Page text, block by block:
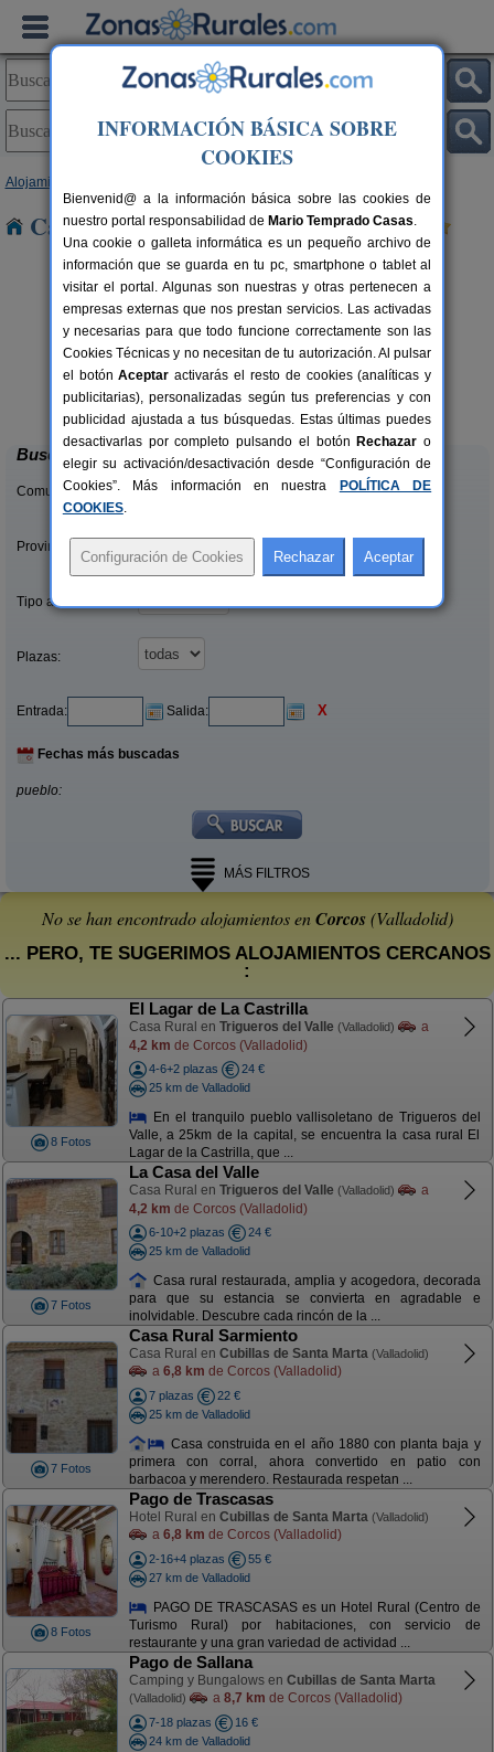
Alojamientos
Casas Rurales cerca de Corcos
2-15 pers.
desde25 €
Pequeño Huésped
Villasexmir (Valladolid)
Buscar
Comunidades:
Provincias/Islas:
Tipo alquiler:
Plazas:
Entrada: Salida: X
Fechas más buscadas
pueblo:
MÁS FILTROS
No se han encontrado alojamientos enCorcos(Valladolid)
... PERO, TE SUGERIMOS ALOJAMIENTOS CERCANOS
:
8 Fotos
El Lagar de La Castrilla
Casa Rural en Trigueros del Valle (Valladolid)
a
4,2 km de Corcos (Valladolid)
4-6+2 plazas
24 €
25 km de Valladolid
En el tranquilo pueblo vallisoletano de Trigueros del
Valle, a 25km de la capital, se encuentra la casa rural El
Lagar de la Castrilla, que ...
7 Fotos
La Casa del Valle
Casa Rural en Trigueros del Valle (Valladolid)
a
4,2 km de Corcos (Valladolid)
6-10+2 plazas
24 €
25 km de Valladolid
Casa rural restaurada, amplia y acogedora, decorada
para que su estancia se convierta en agradable e
inolvidable. Descubre cada rincón de la ...
7 Fotos
Casa Rural Sarmiento
Casa Rural en Cubillas de Santa Marta (Valladolid)
a 6,8 km de Corcos (Valladolid)
7 plazas
22 €
25 km de Valladolid
Casa construida en el año 1880 con planta baja y
primera con corral, ahora convertido en patio con
barbacoa y merendero. Restaurada respetan ...
8 Fotos
Pago de Trascasas
Hotel Rural en Cubillas de Santa Marta (Valladolid)
a 6,8 km de Corcos (Valladolid)
2-16+4 plazas
55 €
27 km de Valladolid
PAGO DE TRASCASAS es un Hotel Rural (Centro de
Turismo Rural) por habitaciones, con servicio de
restaurante y una gran variedad de actividad ...
Pago de Sallana
Camping y Bungalows en Cubillas de Santa Marta
(Valladolid) a 8,7 km de Corcos (Valladolid)
7-18 plazas
16 €
24 km de Valladolid
INFORMACIÓN BÁSICA SOBRE
COOKIES
Bienvenid@ a la información básica sobre las cookies de
nuestro portal responsabilidad de Mario Temprado Casas.
Una cookie o galleta informática es un pequeño archivo de
información que se guarda en tu pc, smartphone o tablet al
visitar el portal. Algunas son nuestras y otras pertenecen a
empresas externas que nos prestan servicios. Las activadas
y necesarias para que todo funcione correctamente son las
Cookies Técnicas y no necesitan de tu autorización. Al pulsar
el botónAceptar activarás el resto de cookies (analíticas y
publicitarias), personalizadas según tus preferencias y con
publicidad ajustada a tus búsquedas. Estas últimas puedes
desactivarlas por completo pulsando el botón Rechazar o
elegir su activación/desactivación desde “Configuración de
Cookies”. Más información en nuestra
POLÍTICA DE
COOKIES.